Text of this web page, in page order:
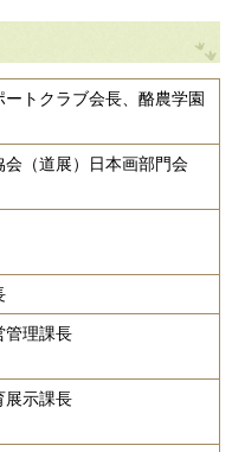
トクラブ会長、酪農学園
（道展）日本画部門会
理課長
示課長